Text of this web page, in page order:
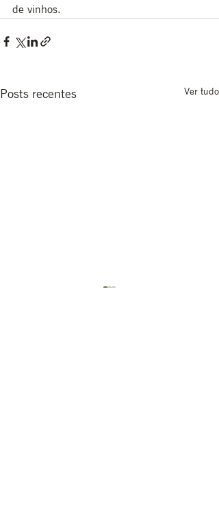
de vinhos.
Posts recentes Ver tudo